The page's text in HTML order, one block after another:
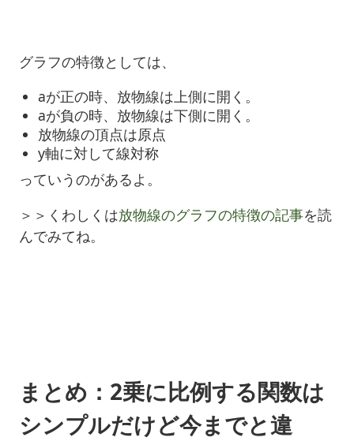
グラフの特徴としては、
aが正の時、放物線は上側に開く。
aが負の時、放物線は下側に開く。
放物線の頂点は原点
y軸に対して線対称
っていうのがあるよ。
＞＞くわしくは放物線のグラフの特徴の記事を読
んでみてね。
まとめ：2乗に比例する関数は
シンプルだけど今までと違